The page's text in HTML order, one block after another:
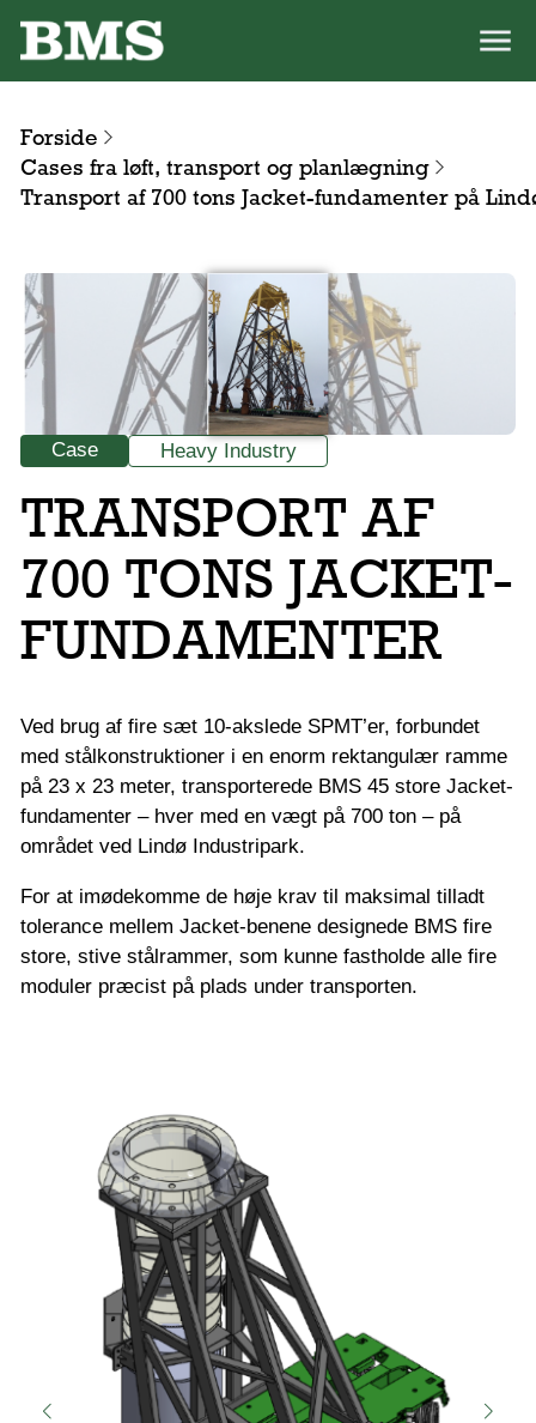
Forside
Cases fra løft, transport og planlægning
Transport af 700 tons Jacket-fundamenter på
Case Heavy Industry
TRANSPORT AF
700 TONS JACKET-
FUNDAMENTER
Ved brug af fire sæt 10-akslede SPMT’er, forbundet
med stålkonstruktioner i en enorm rektangulær ramme
på 23 x 23 meter, transporterede BMS 45 store Jacket-
fundamenter – hver med en vægt på 700 ton – på
området ved Lindø Industripark.
For at imødekomme de høje krav til maksimal tilladt
tolerance mellem Jacket-benene designede BMS fire
store, stive stålrammer, som kunne fastholde alle fire
moduler præcist på plads under transporten.